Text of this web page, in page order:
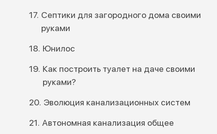
Септики для загородного дома своими
руками
Юнилос
Как построить туалет на даче своими
руками?
Эволюция канализационных систем
Автономная канализация общее